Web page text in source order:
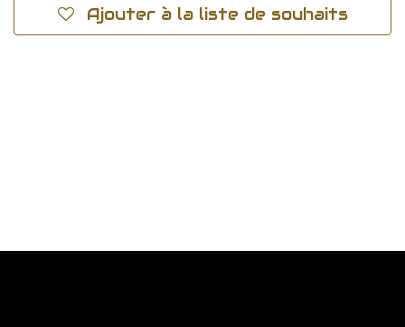
Ajouter à la liste de souhaits